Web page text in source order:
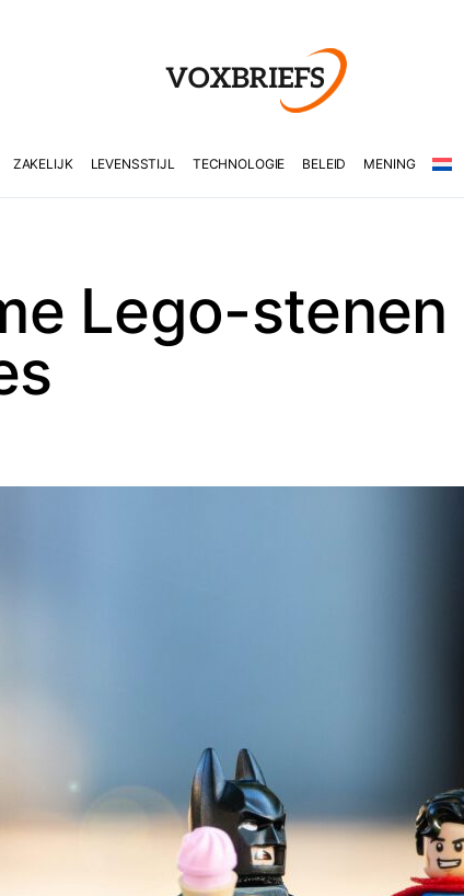
ZAKELIJK LEVENSSTIJL TECHNOLOGIE BELEID MENING
Lego-stenen